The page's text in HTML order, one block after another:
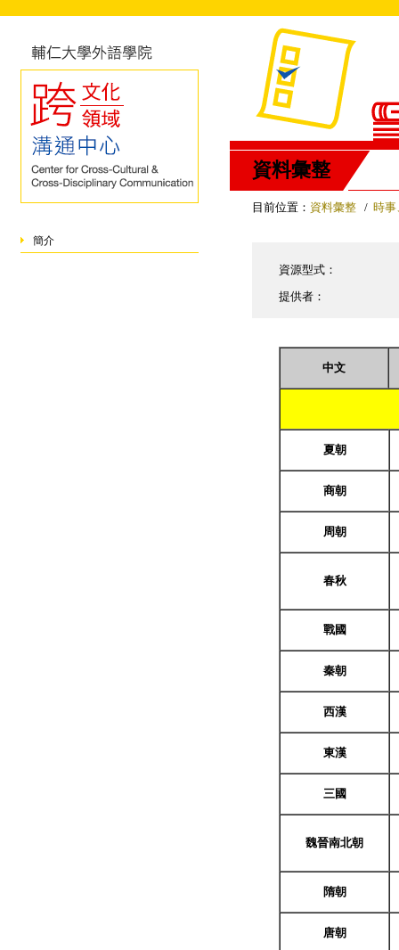
簡介
資料彙整
目前位置： 資料彙整 / 時
資源型式：
提供者：
中文
夏朝
商朝
周朝
春秋
戰國
秦朝
西漢
東漢
三國
魏晉南北朝
隋朝
唐朝